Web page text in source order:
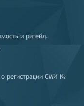
и ритейл.
о регистрации СМИ №